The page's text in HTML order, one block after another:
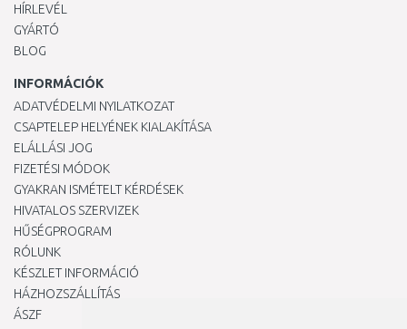
HÍRLEVÉL
GYÁRTÓ
BLOG
INFORMÁCIÓK
ADATVÉDELMI NYILATKOZAT
CSAPTELEP HELYÉNEK KIALAKÍTÁSA
ELÁLLÁSI JOG
FIZETÉSI MÓDOK
GYAKRAN ISMÉTELT KÉRDÉSEK
HIVATALOS SZERVIZEK
HŰSÉGPROGRAM
RÓLUNK
KÉSZLET INFORMÁCIÓ
HÁZHOZSZÁLLÍTÁS
ÁSZF